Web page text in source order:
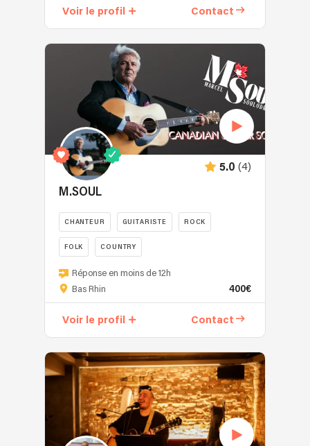
et/ou
propose
plusieurs
formats
qui
répondent
votre
musical,
pour
un
réussi.
Fort
plus
15
ans
d’expérience
que
Voir le profil Contact
5.0 (4)
M.SOUL
CHANTEUR GUITARISTE ROCK
FOLK COUNTRY
🎤
Marcel
guitariste,
auteur-
compositeur
artiste
canadien
Réponse en moins de 12h
Bas Rhin
400€
Voir le profil Contact